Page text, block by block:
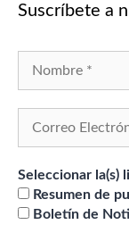
Suscríbete a
Seleccionar la(s)
Resumen de
Boletín de